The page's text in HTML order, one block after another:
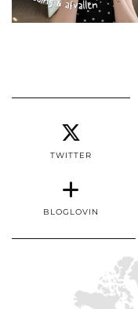
TWITTER
BLOGLOVIN